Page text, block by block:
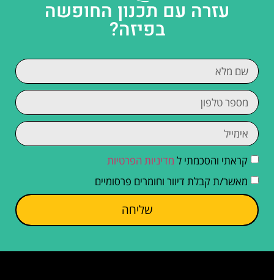
עזרה עם תכנון החופשה
בפיזה?
קראתי והסכמתי ל מדיניות הפרטיות
מאשר/ת קבלת דיוור וחומרים פרסומיים
שליחה